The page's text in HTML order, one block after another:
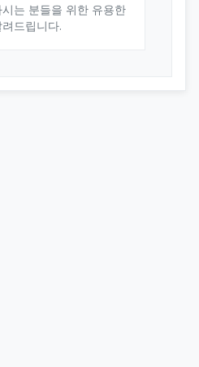
는 분들을 위한 유용한
드립니다.